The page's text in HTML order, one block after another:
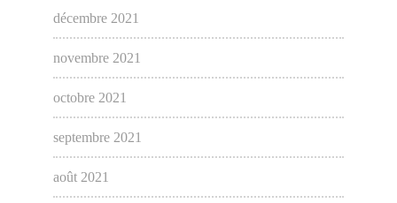
décembre 2021
novembre 2021
octobre 2021
septembre 2021
août 2021